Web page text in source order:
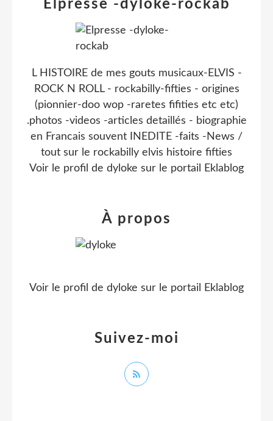
Elpresse -dyloke-rockab
L HISTOIRE de mes gouts musicaux-ELVIS -
ROCK N ROLL - rockabilly-fifties - origines
(pionnier-doo wop -raretes fifities etc etc)
.photos -videos -articles detaillés - biographie
en Francais souvent INEDITE -faits -News /
tout sur le rockabilly elvis histoire fifties
Voir le profil de dyloke sur le portail Eklablog
Suivez-moi
À propos
Voir le profil de dyloke sur le portail Eklablog